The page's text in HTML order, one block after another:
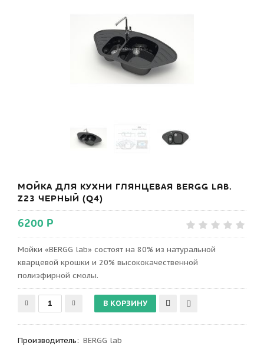
МОЙКА ДЛЯ КУХНИ ГЛЯНЦЕВАЯ BERGG LAB.
Z23 ЧЕРНЫЙ (Q4)
6200 Р
Мойки «BERGG lab» состоят на 80% из натуральной
кварцевой крошки и 20% высококачественной
полиэфирной смолы.
Производитель: BERGG lab